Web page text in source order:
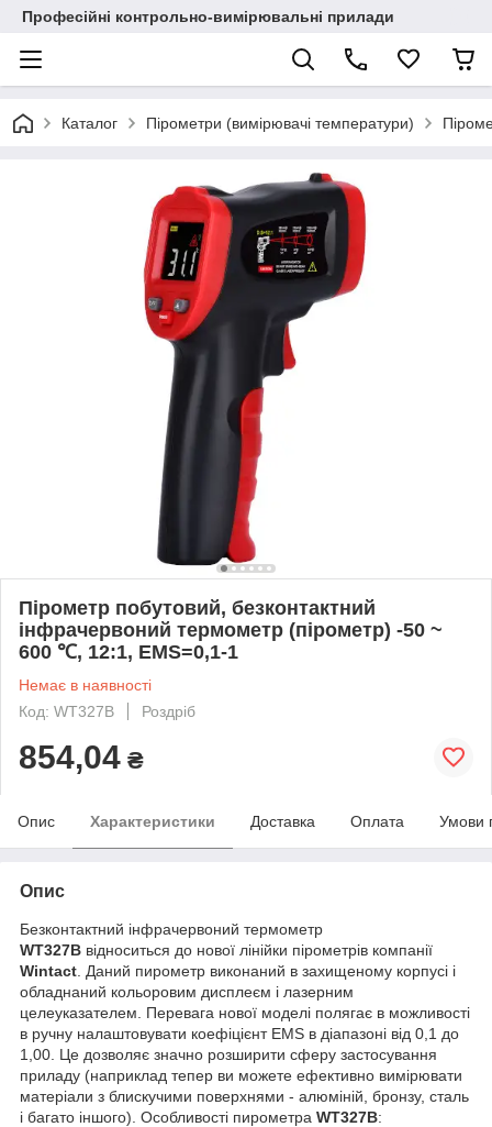
Професійні контрольно-вимірювальні прилади
Каталог Пірометри (вимірювачі температури)
Пірометр побутовий, безконтактний
інфрачервоний термометр (пірометр) -50 ~
600 ℃, 12:1, EMS=0,1-1
Немає в наявності
Код: WT327B
Роздріб
854,04 ₴
Опис Характеристики Доставка Оплата Умови
Опис
Безконтактний інфрачервоний термометр
WT327B відноситься до нової лінійки пірометрів компанії
Wintact . Даний пирометр виконаний в захищеному корпусі і
обладнаний кольоровим дисплеєм і лазерним
целеуказателем. Перевага нової моделі полягає в можливості
в ручну налаштовувати коефіцієнт EMS в діапазоні від 0,1 до
1,00. Це дозволяє значно розширити сферу застосування
приладу (наприклад тепер ви можете ефективно вимірювати
матеріали з блискучими поверхнями - алюміній, бронзу, сталь
і багато іншого). Особливості пирометра WT327B: